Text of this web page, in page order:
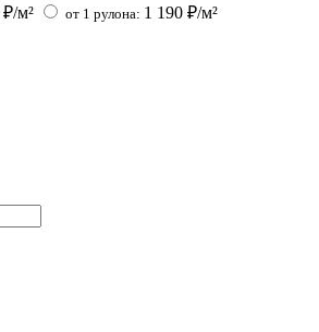
₽/м² от 1 рулона: 1 190 ₽/м²